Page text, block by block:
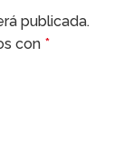
publicada.
con *